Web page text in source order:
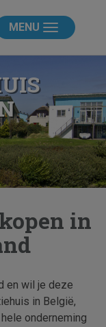
MENU
in
en wil je deze
in België,
onderneming